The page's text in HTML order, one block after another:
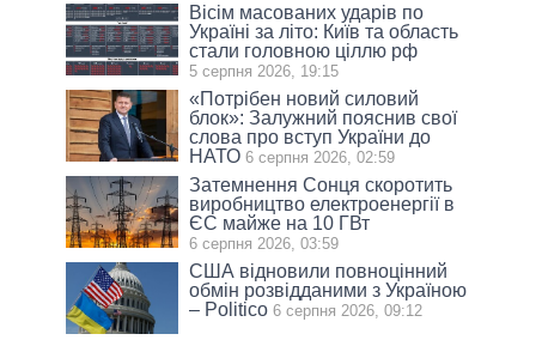
Вісім масованих ударів по
Україні за літо: Київ та область
стали головною ціллю рф
5 серпня 2026, 19:15
«Потрібен новий силовий
блок»: Залужний пояснив свої
слова про вступ України до
НАТО 6 серпня 2026, 02:59
Затемнення Сонця скоротить
виробництво електроенергії в
ЄС майже на 10 ГВт
6 серпня 2026, 03:59
США відновили повноцінний
обмін розвідданими з Україною
– Politico 6 серпня 2026, 09:12